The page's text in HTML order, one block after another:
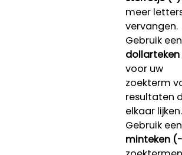
meer
vervangen.
Gebruik een
voor uw
zoekterm
resultaten
elkaar lijken.
Gebruik een
minteken